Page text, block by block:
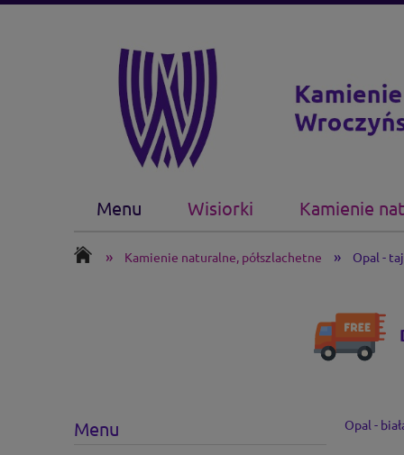
Menu Wisiorki Kamienie
» Kamienie naturalne, półszlachetne » Opal -
Menu Opal -